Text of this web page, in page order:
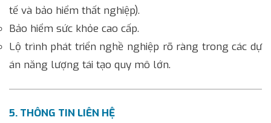
tế và bảo hiểm thất nghiệp).
Bảo hiểm sức khỏe cao cấp.
Lộ trình phát triển nghề nghiệp rõ ràng trong các dự
án năng lượng tái tạo quy mô lớn.
5. THÔNG TIN LIÊN HỆ